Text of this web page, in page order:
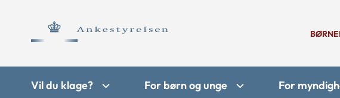
Vil du klage? For børn og unge For